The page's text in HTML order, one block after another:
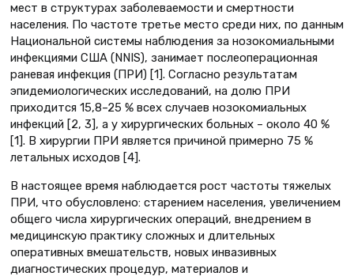
мест в структурах заболеваемости и смертности
населения. По частоте третье место среди них, по данным
Национальной системы наблюдения за нозокомиальными
инфекциями США (NNIS), занимает послеоперационная
раневая инфекция (ПРИ) [1]. Согласно результатам
эпидемиологических исследований, на долю ПРИ
приходится 15,8–25 % всех случаев нозокомиальных
инфекций [2, 3], а у хирургических больных – около 40 %
[1]. В хирургии ПРИ является причиной примерно 75 %
летальных исходов [4].
В настоящее время наблюдается рост частоты тяжелых
ПРИ, что обусловлено: старением населения, увеличением
общего числа хирургических операций, внедрением в
медицинскую практику сложных и длительных
оперативных вмешательств, новых инвазивных
диагностических процедур, материалов и